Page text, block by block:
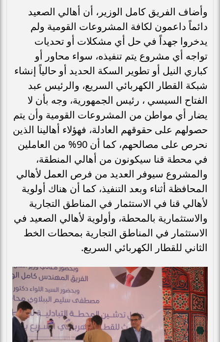
​وأضاف الفريق كامل الوزير، أن أهالي الصعيد
دائماً داعمون لكافة المشروعات القومية ولم
يدخروا جهداً في حل أي مشكلات أو تحديات
تواجه أي مشروع يتم تنفيذه، سواء محاور أو
كباري النيل أو تطوير السكة الحديد أو حالياً إنشاء
شبكة القطار الكهربائي السريع، والرئيس عبد
الفتاح السيسي ، رئيس الجمهورية، وجه بأن لا
يضار أي مواطن من المشروعات القومية وأن يتم
حصولهم على حقوقهم العادلة، فهؤلاء أهالينا الذين
نحرص على مصالحهم، كما أن 90% من العاملين
في محطة قنا سيكونون من أهالي المنطقة،
والمشروع سيوفر العديد من فرص العمل لأهالي
المحافظة أثناء وبعد التنفيذ، كما أن هناك أولوية
لأهالي قنا في الاستثمار في المناطق التجارية
والاستثمارية بالمحطة، وأولوية لأهالي الصعيد في
الاستثمار في المناطق التجارية بمحطات الخط
الثاني للقطار الكهربائي السريع.